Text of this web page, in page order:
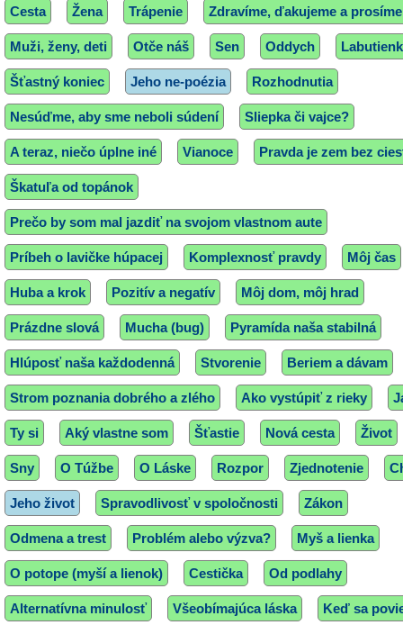
Cesta Žena Trápenie Zdravíme, ďakujeme a prosíme
Muži, ženy, deti Otče náš Sen Oddych
Šťastný koniec Jeho ne-poézia Rozhodnutia
Nesúďme, aby sme neboli súdení Sliepka či vajce?
A teraz, niečo úplne iné Vianoce Pravda je zem bez
Škatuľa od topánok
Prečo by som mal jazdiť na svojom vlastnom aute
Príbeh o lavičke húpacej Komplexnosť pravdy Môj čas
Huba a krok Pozitív a negatív Môj dom, môj hrad
Prázdne slová Mucha (bug) Pyramída naša stabilná
Hlúposť naša každodenná Stvorenie Beriem a dávam
Strom poznania dobrého a zlého Ako vystúpiť z rieky
Ty si Aký vlastne som Šťastie Nová cesta Život
Sny O Túžbe O Láske Rozpor Zjednotenie
Jeho život Spravodlivosť v spoločnosti Zákon
Odmena a trest Problém alebo výzva? Myš a lienka
O potope (myší a lienok) Cestička Od podlahy
Alternatívna minulosť Všeobímajúca láska Keď sa